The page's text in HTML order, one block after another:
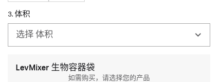
3. 体积
选择 体积
LevMixer 生物容器袋
如需购买，请选择您的产品